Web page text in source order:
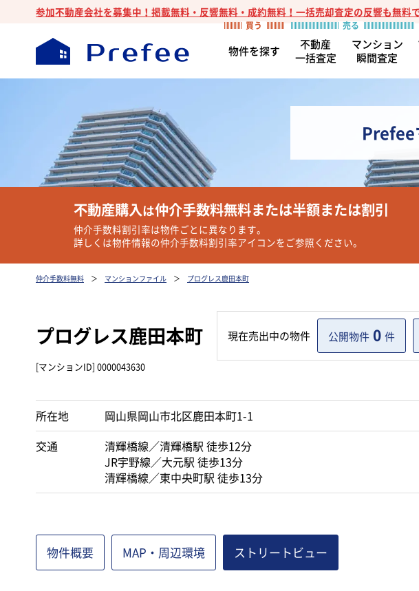
参加不動産会社を募集中！掲載無料・反響無料・成約無料！一括売却査定の反響も無料
物件を探す
不動産
一括査定
マンション
瞬間査定
Prefee
不動産購入は仲介手数料無料または半額または割引
仲介手数料割引率は物件ごとに異なります。
詳しくは物件情報の仲介手数料割引率アイコンをご参照ください。
仲介手数料無料 ＞ マンションファイル ＞ プログレス鹿田本町
プログレス鹿田本町 現在売出中の物件 公開物件 0 件
[マンションID] 0000043630
所在地
岡山県岡山市北区鹿田本町1-1
交通
清輝橋線／清輝橋駅 徒歩12分
JR宇野線／大元駅 徒歩13分
清輝橋線／東中央町駅 徒歩13分
物件概要 MAP ・周辺環境 ストリートビュー